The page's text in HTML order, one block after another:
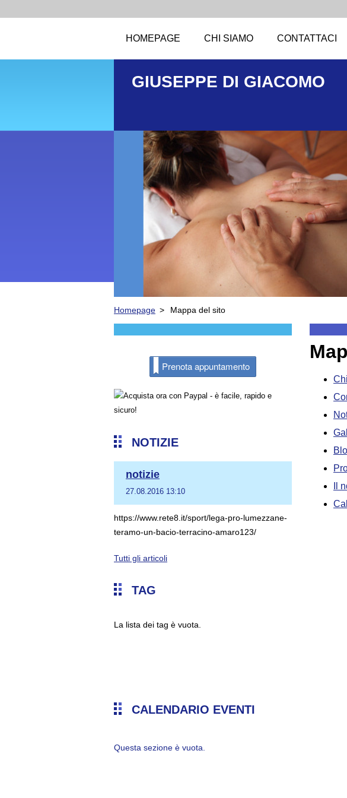
HOMEPAGE CHI SIAMO CONTATTACI
GIUSEPPE DI GIACOMO
Homepage > Mappa del sito
Prenota appuntamento
NOTIZIE
notizie
27.08.2016 13:10
https://www.rete8.it/sport/lega-pro-lumezzane-
teramo-un-bacio-terracino-amaro123/
Tutti gli articoli
TAG
La lista dei tag è vuota.
CALENDARIO EVENTI
Questa sezione è vuota.
Il